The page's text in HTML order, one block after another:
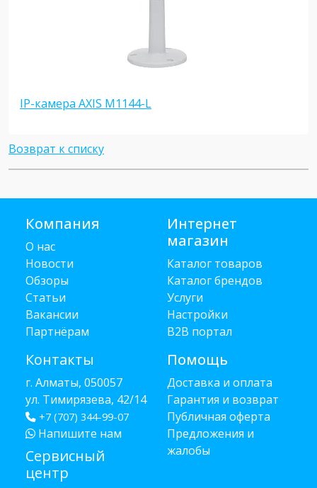
IP-камера AXIS M1144-L
Возврат к списку
Компания
О нас
Новости
Обзоры
Статьи
Вакансии
Партнёрам
Контакты
г. Алматы, 050057
ул. Тимирязева, 42/14
+7 (707) 344-99-07
Напишите нам
Сервисный
центр
Интернет
магазин
Каталог товаров
Каталог брендов
Услуги
Настройки
B2B портал
Помощь
Доставка и оплата
Гарантия и возврат
Публичная оферта
Предложения и
жалобы